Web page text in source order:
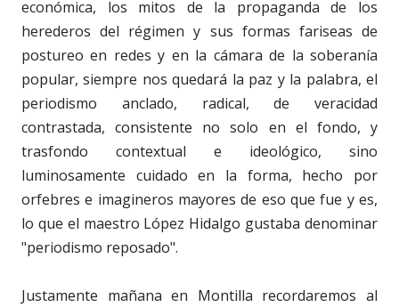
económica, los mitos de la propaganda de los
herederos del régimen y sus formas fariseas de
postureo en redes y en la cámara de la soberanía
popular, siempre nos quedará la paz y la palabra, el
periodismo anclado, radical, de veracidad
contrastada, consistente no solo en el fondo, y
trasfondo contextual e ideológico, sino
luminosamente cuidado en la forma, hecho por
orfebres e imagineros mayores de eso que fue y es,
lo que el maestro López Hidalgo gustaba denominar
"periodismo reposado".
Justamente mañana en Montilla recordaremos al